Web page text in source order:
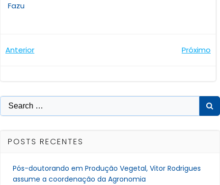
Fazu
Navegação
Post
Anterior
Post
Próximo
Search
for:
POSTS RECENTES
Pós-doutorando em Produção Vegetal, Vitor Rodrigues
assume a coordenação da Agronomia